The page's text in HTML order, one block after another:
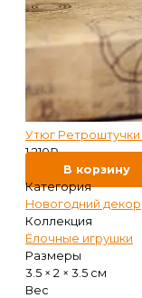
Утюг Ретроштучки
1 210₽
В корзину
Категория
Новогодний декор
Коллекция
Ёлочные игрушки
Размеры
3.5 × 2 × 3.5 см
Вес